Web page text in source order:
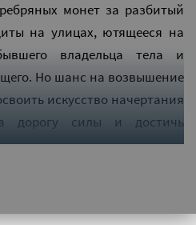
монет за разбитый
на улицах, ютящееся на
владельца тела и
Но шанс на возвышение
искусство начертания
дорогу силы и достичь
Рун. Книга 1 - Сластин